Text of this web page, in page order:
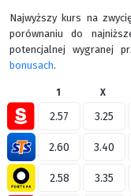
Najwyższy kurs na
porównaniu do
potencjalnej wygranej
bonusach.
1 X
2.57 3.25
2.60 3.40
2.58 3.35